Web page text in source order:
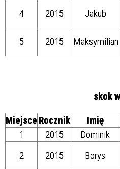
4
2015 Jakub
5
2015 Maksymilian
skok
Miejsce Rocznik Imię
1
2015 Dominik
2
2015 Borys